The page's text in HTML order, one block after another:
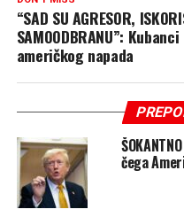
“SAD SU AGRESOR,
SAMOODBRANU”:
američkog napada
čega